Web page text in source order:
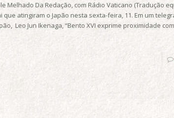
Da Redação, com Rádio Vaticano (Tradução
atingiram o Japão nesta sexta-feira, 11. Em um
Leo Jun Ikenaga, “Bento XVI exprime proximidade